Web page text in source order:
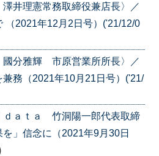
井理憲常務取締役兼店長〉／
（2021年12月2日号）('21/12/0
分雅輝 市原営業所所長〉／
務（2021年10月21日号）('21/
ｄａｔａ 竹洞陽一郎代表取締
」信念に（2021年9月30日